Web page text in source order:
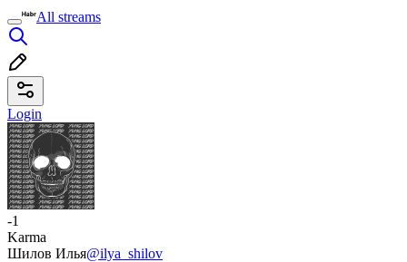
All streams
Login
-1
Karma
Шилов Илья@ilya_shilov